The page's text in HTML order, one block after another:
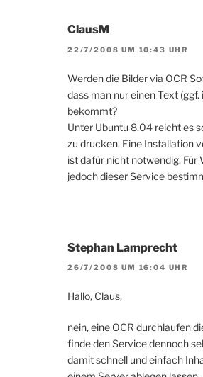
ClausM
22/7/2008 UM 10:43 UHR
Werden die Bilder via OCR
dass man nur einen Text (ggf.
bekommt?
Unter Ubuntu 8.04 reicht es
zu drucken. Eine Installation
ist dafür nicht notwendig. Für
jedoch dieser Service
Stephan Lamprecht
26/7/2008 UM 16:04 UHR
Hallo, Claus,
nein, eine OCR durchlaufen
finde den Service dennoch
damit schnell und einfach